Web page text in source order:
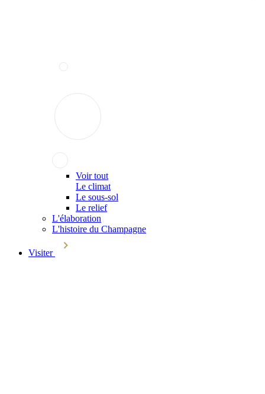
Voir tout
Le climat
Le sous-sol
Le relief
L'élaboration
L'histoire du Champagne
Visiter